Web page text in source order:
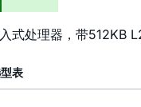
式处理器，带512KB
表